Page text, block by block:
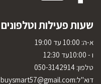
שעות פעילות וטלפונים
א-ה: 10:00 עד 19:00
ו - 10:00עד 12:30
טלפון: 050-3142914
דוא"ל:
buysmart57@gmail.com